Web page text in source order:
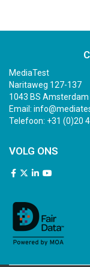
MediaTest
Naritaweg 127-137
1043 BS Amsterdam
Email:
Telefoon: +31 (0)20
VOLG ONS